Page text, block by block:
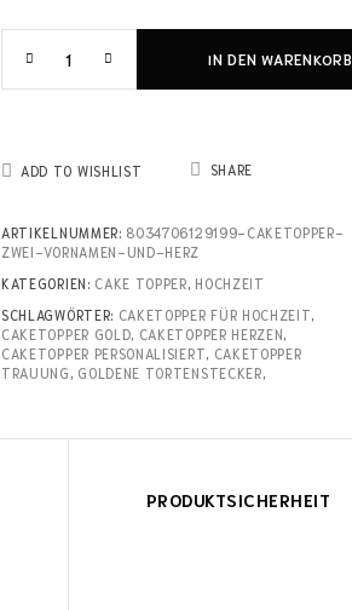
IN DEN WARENKORB
ADD TO WISHLIST SHARE
ARTIKELNUMMER: 8034706129199-CAKETOPPER-
ZWEI-VORNAMEN-UND-HERZ
KATEGORIEN: CAKE TOPPER HOCHZEIT
SCHLAGWÖRTER: CAKETOPPER FÜR HOCHZEIT
CAKETOPPER GOLD CAKETOPPER HERZEN
CAKETOPPER PERSONALISIERT
CAKETOPPER
TRAUUNG
GOLDENE TORTENSTECKER
PRODUKTSICHERHEIT